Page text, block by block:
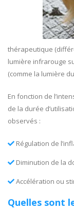
thérapeutique
lumière infrarouge
(comme la lumière
En fonction de
de la durée
observés :
Régulation de
Diminution de la
Accélération ou
Quelles sont